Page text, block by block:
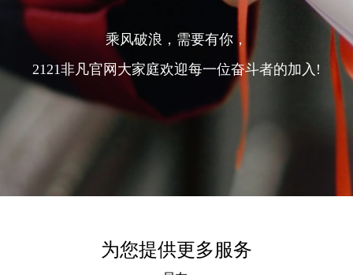
乘风破浪，需要有你，
2121非凡官网大家庭欢迎每一位奋斗者的加入!
为您提供更多服务